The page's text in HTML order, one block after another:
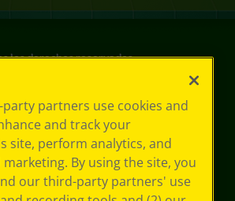
los derechos reservados.
partners use cookies and
and track your
site, perform analytics, and
By using the site, you
our third-party partners' use